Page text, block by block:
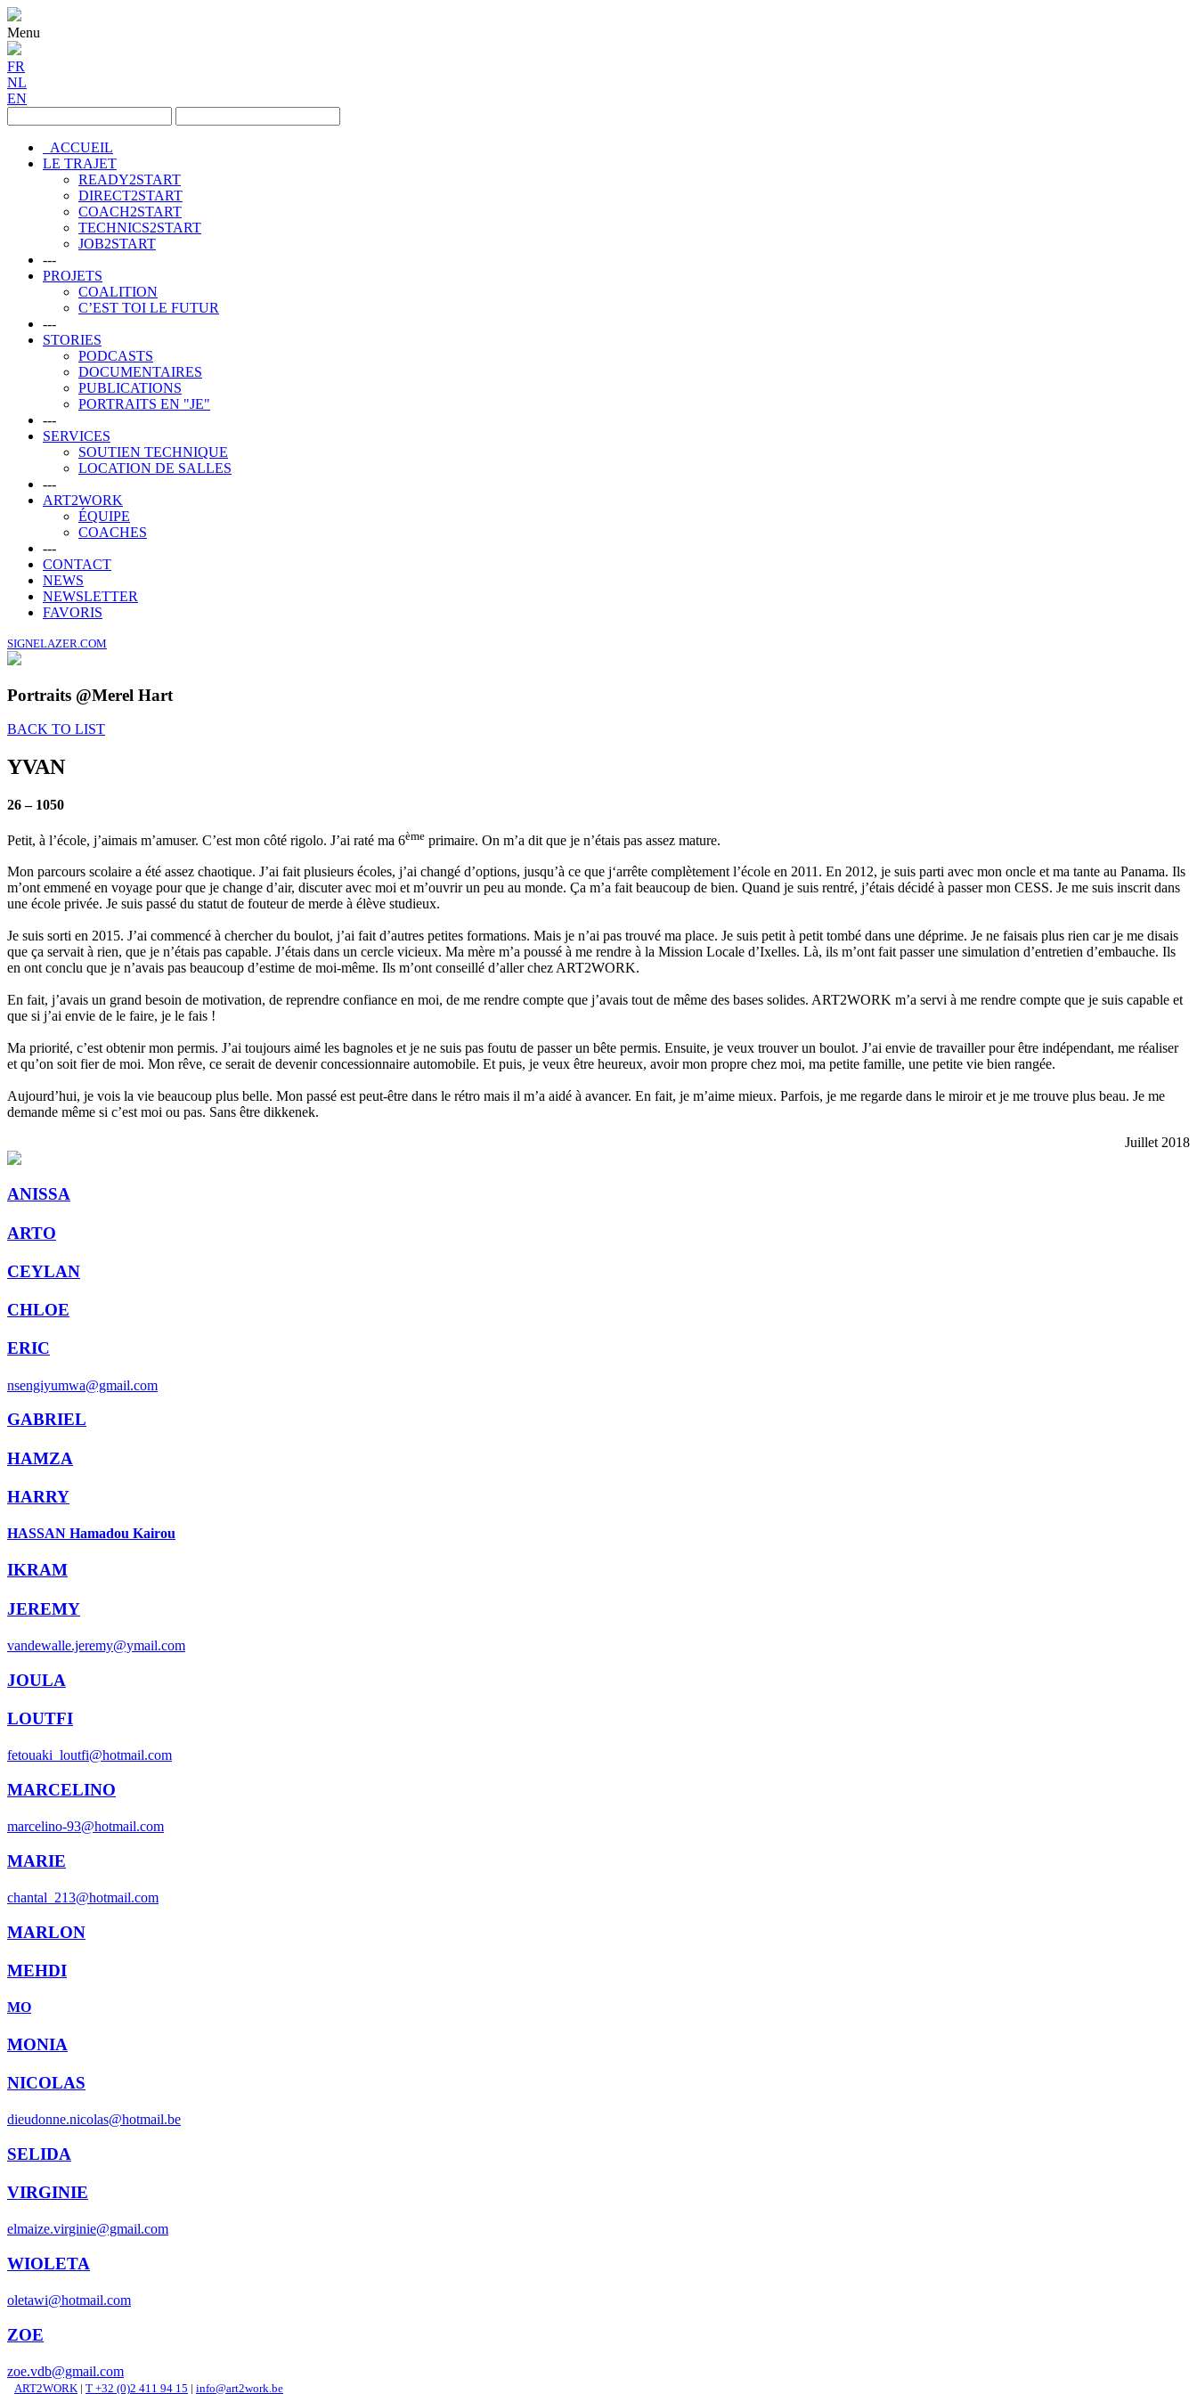
Menu
FR
NL
EN
ACCUEIL
LE TRAJET
READY2START
DIRECT2START
COACH2START
TECHNICS2START
JOB2START
---
PROJETS
COALITION
C’EST TOI LE FUTUR
---
STORIES
PODCASTS
DOCUMENTAIRES
PUBLICATIONS
PORTRAITS EN "JE"
---
SERVICES
SOUTIEN TECHNIQUE
LOCATION DE SALLES
---
ART2WORK
ÉQUIPE
COACHES
---
CONTACT
NEWS
NEWSLETTER
FAVORIS
SIGNELAZER.COM
Portraits @Merel Hart
BACK TO LIST
YVAN
26 – 1050
Petit, à l’école, j’aimais m’amuser. C’est mon côté rigolo. J’ai raté ma 6ème primaire. On m’a dit que je n’étais pas assez mature.
Mon parcours scolaire a été assez chaotique. J’ai fait plusieurs écoles, j’ai changé d’options, jusqu’à ce que j‘arrête complètement l’école en 2011. En 2012, je suis parti avec mon oncle et ma tante au Panama. Ils
m’ont emmené en voyage pour que je change d’air, discuter avec moi et m’ouvrir un peu au monde. Ça m’a fait beaucoup de bien. Quand je suis rentré, j’étais décidé à passer mon CESS. Je me suis inscrit dans
une école privée. Je suis passé du statut de fouteur de merde à élève studieux.
Je suis sorti en 2015. J’ai commencé à chercher du boulot, j’ai fait d’autres petites formations. Mais je n’ai pas trouvé ma place. Je suis petit à petit tombé dans une déprime. Je ne faisais plus rien car je me disais
que ça servait à rien, que je n’étais pas capable. J’étais dans un cercle vicieux. Ma mère m’a poussé à me rendre à la Mission Locale d’Ixelles. Là, ils m’ont fait passer une simulation d’entretien d’embauche. Ils
en ont conclu que je n’avais pas beaucoup d’estime de moi-même. Ils m’ont conseillé d’aller chez ART2WORK.
En fait, j’avais un grand besoin de motivation, de reprendre confiance en moi, de me rendre compte que j’avais tout de même des bases solides. ART2WORK m’a servi à me rendre compte que je suis capable et
que si j’ai envie de le faire, je le fais !
Ma priorité, c’est obtenir mon permis. J’ai toujours aimé les bagnoles et je ne suis pas foutu de passer un bête permis. Ensuite, je veux trouver un boulot. J’ai envie de travailler pour être indépendant, me réaliser
et qu’on soit fier de moi. Mon rêve, ce serait de devenir concessionnaire automobile. Et puis, je veux être heureux, avoir mon propre chez moi, ma petite famille, une petite vie bien rangée.
Aujourd’hui, je vois la vie beaucoup plus belle. Mon passé est peut-être dans le rétro mais il m’a aidé à avancer. En fait, je m’aime mieux. Parfois, je me regarde dans le miroir et je me trouve plus beau. Je me
demande même si c’est moi ou pas. Sans être dikkenek.
Juillet 2018
ANISSA
ARTO
CEYLAN
CHLOE
ERIC
nsengiyumwa@gmail.com
GABRIEL
HAMZA
HARRY
HASSAN Hamadou Kairou
IKRAM
JEREMY
vandewalle.jeremy@ymail.com
JOULA
LOUTFI
fetouaki_loutfi@hotmail.com
MARCELINO
marcelino-93@hotmail.com
MARIE
chantal_213@hotmail.com
MARLON
MEHDI
MO
MONIA
NICOLAS
dieudonne.nicolas@hotmail.be
SELIDA
VIRGINIE
elmaize.virginie@gmail.com
WIOLETA
oletawi@hotmail.com
ZOE
zoe.vdb@gmail.com
ART2WORK | T +32 (0)2 411 94 15 | info@art2work.be